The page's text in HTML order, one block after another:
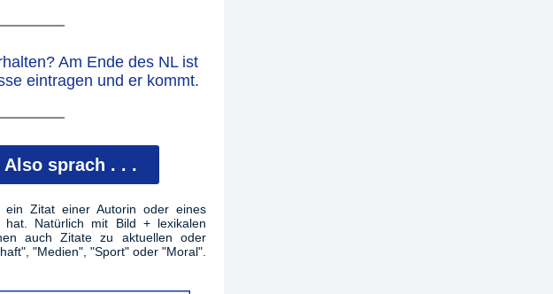
Am Ende des NL ist
eintragen und er kommt.
Also sprach . . .
ein Zitat einer Autorin oder eines
Natürlich mit Bild + lexikalen
auch Zitate zu aktuellen oder
"Medien", "Sport" oder "Moral".